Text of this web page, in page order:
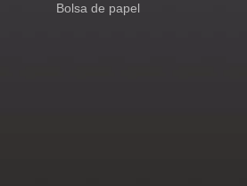
Bolsa de papel